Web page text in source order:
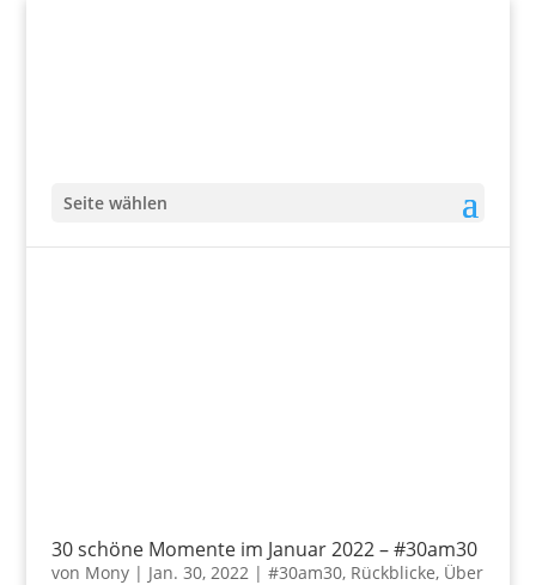
Seite wählen
30 schöne Momente im Januar 2022 – #30am30
von Mony| Jan. 30, 2022 | #30am30, Rückblicke, Über